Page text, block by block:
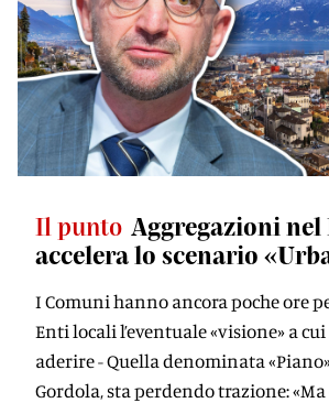
Il punto Aggregazioni nel
accelera lo scenario
I Comuni hanno ancora poche ore
Enti locali l’eventuale «visione» a
aderire - Quella denominata
Gordola, sta perdendo trazione: «Ma